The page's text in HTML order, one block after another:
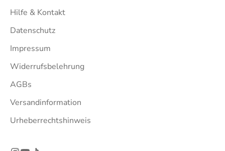
Hilfe & Kontakt
Datenschutz
Impressum
Widerrufsbelehrung
AGBs
Versandinformation
Urheberrechtshinweis